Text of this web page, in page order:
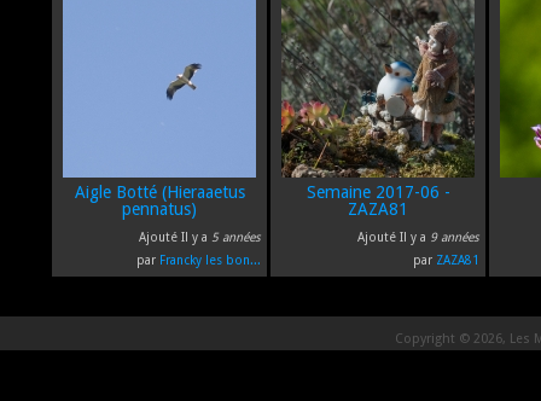
Aigle Botté (Hieraaetus
pennatus)
Ajouté Il y a 5 années
par Francky les bon...
Semaine 2017-06 -
ZAZA81
Ajouté Il y a 9 années
par ZAZA81
Copyright © 2026, Les